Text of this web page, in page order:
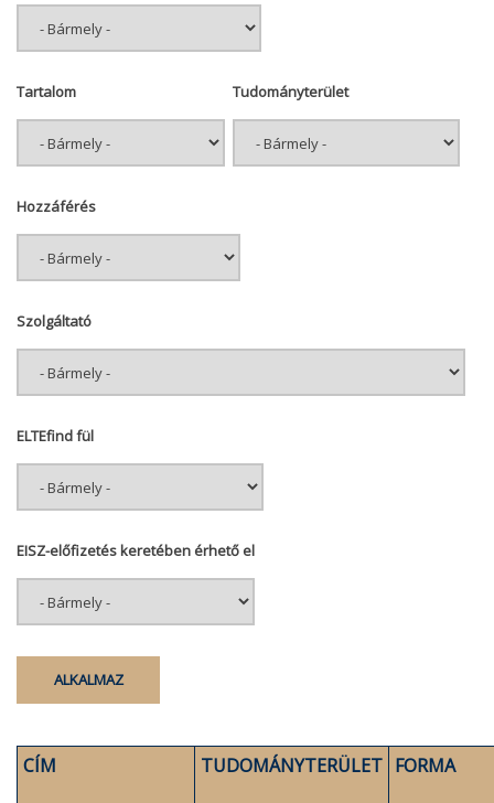
Tartalom Tudományterület
Hozzáférés
Szolgáltató
ELTEfind fül
EISZ-előfizetés keretében érhető el
CÍM TUDOMÁNYTERÜLET FORMA